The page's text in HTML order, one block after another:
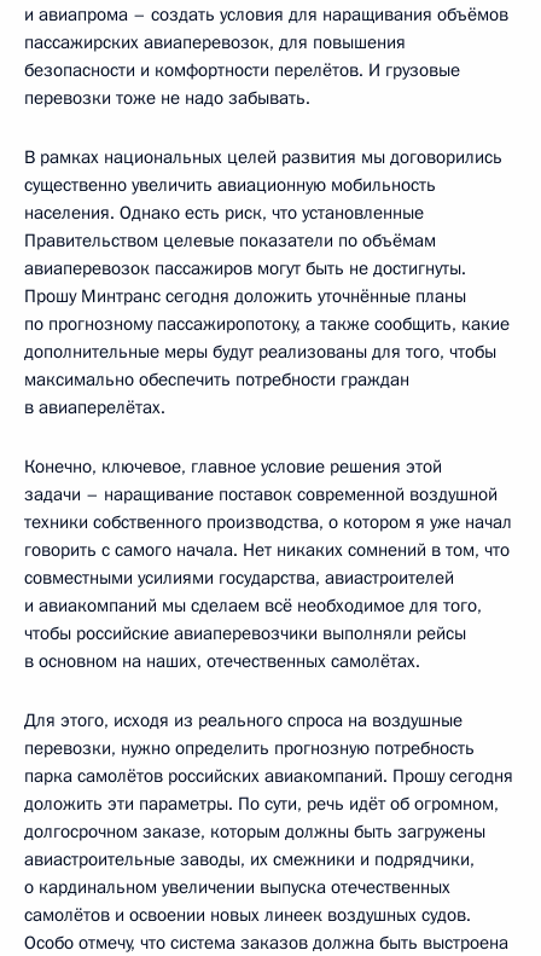
и авиапрома – создать условия для наращивания объёмов
пассажирских авиаперевозок, для повышения
безопасности и комфортности перелётов. И грузовые
перевозки тоже не надо забывать.
В рамках национальных целей развития мы договорились
существенно увеличить авиационную мобильность
населения. Однако есть риск, что установленные
Правительством целевые показатели по объёмам
авиаперевозок пассажиров могут быть не достигнуты.
Прошу Минтранс сегодня доложить уточнённые планы
по прогнозному пассажиропотоку, а также сообщить, какие
дополнительные меры будут реализованы для того, чтобы
максимально обеспечить потребности граждан
в авиаперелётах.
Конечно, ключевое, главное условие решения этой
задачи – наращивание поставок современной воздушной
техники собственного производства, о котором я уже начал
говорить с самого начала. Нет никаких сомнений в том, что
совместными усилиями государства, авиастроителей
и авиакомпаний мы сделаем всё необходимое для того,
чтобы российские авиаперевозчики выполняли рейсы
в основном на наших, отечественных самолётах.
Для этого, исходя из реального спроса на воздушные
перевозки, нужно определить прогнозную потребность
парка самолётов российских авиакомпаний. Прошу сегодня
доложить эти параметры. По сути, речь идёт об огромном,
долгосрочном заказе, которым должны быть загружены
авиастроительные заводы, их смежники и подрядчики,
о кардинальном увеличении выпуска отечественных
самолётов и освоении новых линеек воздушных судов.
Особо отмечу, что система заказов должна быть выстроена